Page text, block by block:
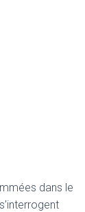
dans le